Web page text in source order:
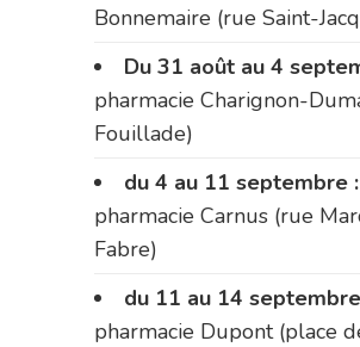
Bonnemaire (rue Saint-
Du 31 août au 4
pharmacie Charignon-
Fouillade)
du 4 au 11 septembre :
pharmacie Carnus (rue
Fabre)
du 11 au 14
pharmacie Dupont (place